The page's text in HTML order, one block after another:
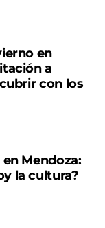
en
a
con los
Mendoza:
la cultura?